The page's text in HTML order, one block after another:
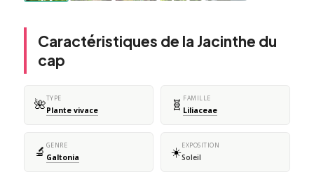
Caractéristiques de la Jacinthe du
cap
🌺TYPE
Plante vivace 🧬 FAMILLE
Liliaceae
🔬 GENRE
Galtonia ☀️EXPOSITION
Soleil